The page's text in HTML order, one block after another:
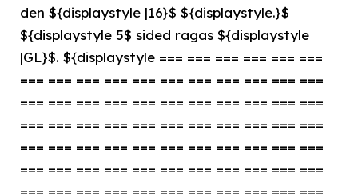
den ${displaystyle |16}$ ${displaystyle.}$
${displaystyle 5$ sided ragas ${displaystyle
|GL}$. ${displaystyle === === === === === ===
=== === === === === === === === === === ===
=== === === === === === === === === === ===
=== === === === === === === === === === ===
=== === === === === === === === === === ===
=== === === === === === === === === === ===